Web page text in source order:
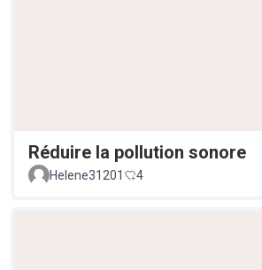
Réduire la pollution sonore
Helene31201
4